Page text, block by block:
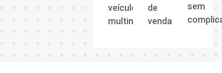
veículos
multimarcas.
de
venda.
sem